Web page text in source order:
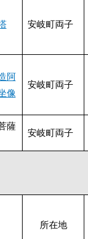
安岐町両子
阿
像
安岐町両子
薩
安岐町両子
所在地